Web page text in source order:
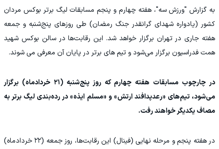
به گزارش "ورزش سه"، هفته چهارم و پنجم مسابقات لیگ برتر بوکس مردان
کشور (یادواره شهدای گرانقدر جنگ رمضان) طی روزهای پنج‌شنبه و جمعه
هفته جاری در تهران برگزار خواهد شد. این رقابت‌ها در سالن بوکس شهید
همت فدراسیون برگزار می‌شود و تیم های برتر در پایان آن معرفی می شوند.
در چارچوب مسابقات هفته چهارم که روز پنج‌شنبه (۲۱ خردادماه) برگزار
می‌شود، تیم‌های «رعدپدافند ارتش» و «مسلم ایذه» در رده‌بندی لیگ برتر به
مصاف یکدیگر خواهند رفت.
در هفته پنجم و مرحله نهایی (فینال) این رقابت‌ها، روز جمعه (۲۲ خردادماه)